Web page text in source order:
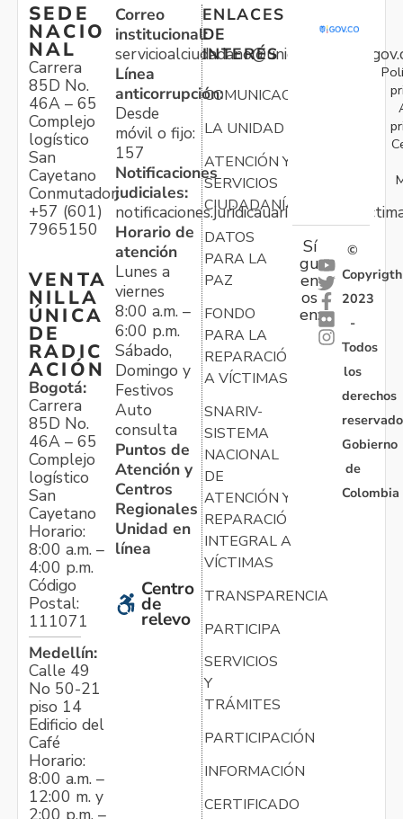
SEDE
NACIO
NAL
Carrera
85D No.
46A – 65
Complejo
logístico
San
Cayetano
Conmutador:
+57 (601)
7965150
VENTA
NILLA
ÚNICA
DE
RADIC
ACIÓN
Bogotá:
Carrera
85D No.
46A – 65
Complejo
logístico
San
Cayetano
Horario:
8:00 a.m. –
4:00 p.m.
Código
Postal:
111071
Medellín:
Calle 49
No 50-21
piso 14
Edificio del
Café
Horario:
8:00 a.m. –
12:00 m. y
2:00 p.m. –
Correo
institucional:
Línea
anticorrupción:
Desde
móvil o fijo:
157
Notificaciones
judiciales:
Horario de
atención
Lunes a
viernes
8:00 a.m. –
6:00 p.m.
Sábado,
Domingo y
Festivos
Auto
consulta
Puntos de
Atención y
Centros
Regionales
Unidad en
línea
Centro
de
relevo
ENLACES
DE
INTERÉS
COMUNICACIONES
LA UNIDAD
ATENCIÓN Y
SERVICIOS
CIUDADANÍA
DATOS
PARA LA
PAZ
FONDO
PARA LA
REPARACIÓN
A VÍCTIMAS
SNARIV-
SISTEMA
NACIONAL
DE
ATENCIÓN Y
REPARACIÓN
INTEGRAL A
VÍCTIMAS
TRANSPARENCIA
PARTICIPA
SERVICIOS
Y
TRÁMITES
PARTICIPACIÓN
INFORMACIÓN
CERTIFICADO
Sí
gu
en
os
en:
©
Copyrigth
2023
-
Todos
los
derechos
Gobierno
de
Colombia